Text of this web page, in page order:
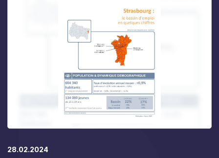
28.02.2024